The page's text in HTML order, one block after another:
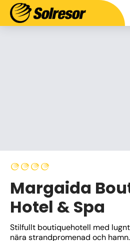
Margaida
Hotel & Spa
Stilfullt boutiquehotell med
nära strandpromenad och